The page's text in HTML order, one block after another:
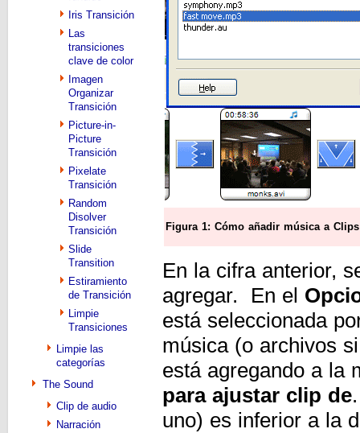
Iris Transición
Las
transiciones
clave de color
Imagen
Organizar
Transición
Picture-in-
Picture
Transición
Pixelate
Transición
Random
Disolver
Transición
Slide
Transition
Estiramiento
de Transición
Limpie
Transiciones
Limpie las
categorías
The Sound
Clip de audio
Narración
Figura 1: Cómo añadir música a Clips
En la cifra anterior,
agregar. En el
está seleccionada
música (o archivos
está agregando a la
para ajustar clip de
uno) es inferior a la